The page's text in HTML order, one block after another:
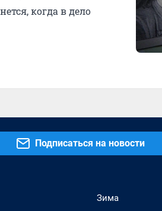
когда в дело
Подписаться на новости
Зима